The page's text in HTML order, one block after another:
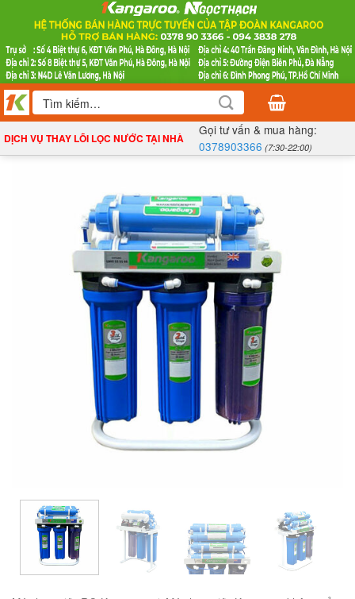
nội
dung
Tìm
kiếm:
DỊCH VỤ THAY LÕI LỌC NƯỚC TẠI NHÀ
Gọi tư vấn & mua hàng:
0378903366 (7:30-22:00)